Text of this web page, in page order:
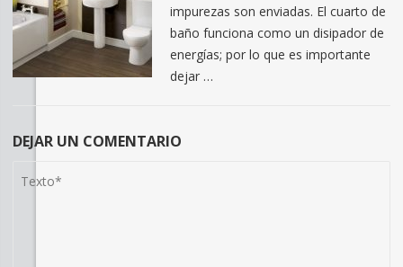
impurezas son enviadas. El cuarto de
baño funciona como un disipador de
energías; por lo que es importante
dejar …
DEJAR UN COMENTARIO